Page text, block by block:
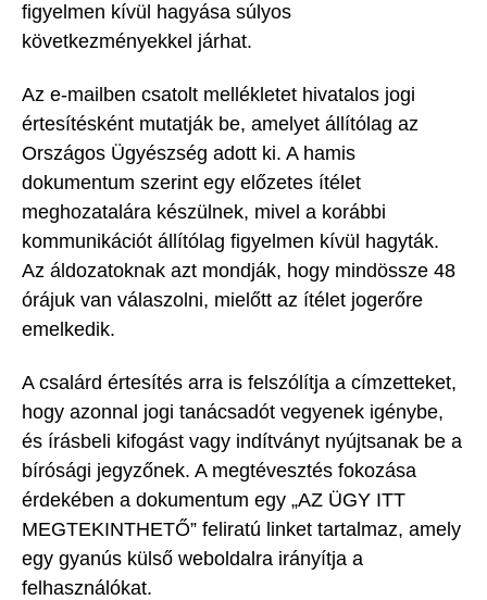
figyelmen kívül hagyása súlyos
következményekkel járhat.
Az e-mailben csatolt mellékletet hivatalos jogi
értesítésként mutatják be, amelyet állítólag az
Országos Ügyészség adott ki. A hamis
dokumentum szerint egy előzetes ítélet
meghozatalára készülnek, mivel a korábbi
kommunikációt állítólag figyelmen kívül hagyták.
Az áldozatoknak azt mondják, hogy mindössze 48
órájuk van válaszolni, mielőtt az ítélet jogerőre
emelkedik.
A csalárd értesítés arra is felszólítja a címzetteket,
hogy azonnal jogi tanácsadót vegyenek igénybe,
és írásbeli kifogást vagy indítványt nyújtsanak be a
bírósági jegyzőnek. A megtévesztés fokozása
érdekében a dokumentum egy „AZ ÜGY ITT
MEGTEKINTHETŐ” feliratú linket tartalmaz, amely
egy gyanús külső weboldalra irányítja a
felhasználókat.